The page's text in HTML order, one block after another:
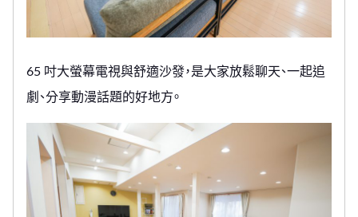
65 吋大螢幕電視與舒適沙發，是大家放鬆聊天、一起追
劇、分享動漫話題的好地方。